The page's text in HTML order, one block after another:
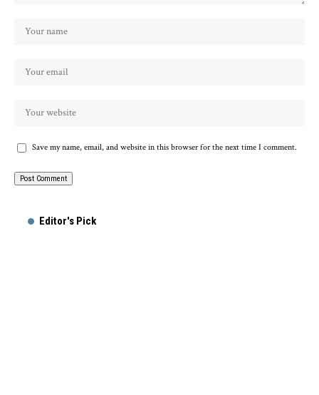
Save my name, email, and website in this browser for the next time I comment.
Editor's Pick